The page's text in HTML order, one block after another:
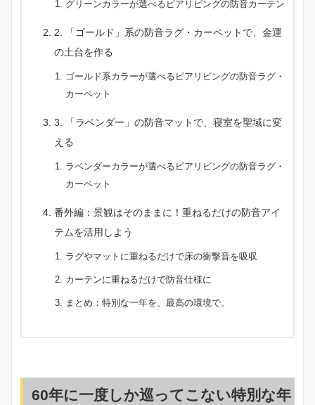
グリーンカラーが選べるピアリビングの防音カーテン
2. 「ゴールド」系の防音ラグ・カーペットで、金運
の土台を作る
ゴールド系カラーが選べるピアリビングの防音ラグ・
カーペット
3. 「ラベンダー」の防音マットで、寝室を聖域に変
える
ラベンダーカラーが選べるピアリビングの防音ラグ・
カーペット
番外編：景観はそのままに！重ねるだけの防音アイ
テムを活用しよう
ラグやマットに重ねるだけで床の衝撃音を吸収
カーテンに重ねるだけで防音仕様に
まとめ：特別な一年を、最高の環境で。
60年に一度しか巡ってこない特別な年